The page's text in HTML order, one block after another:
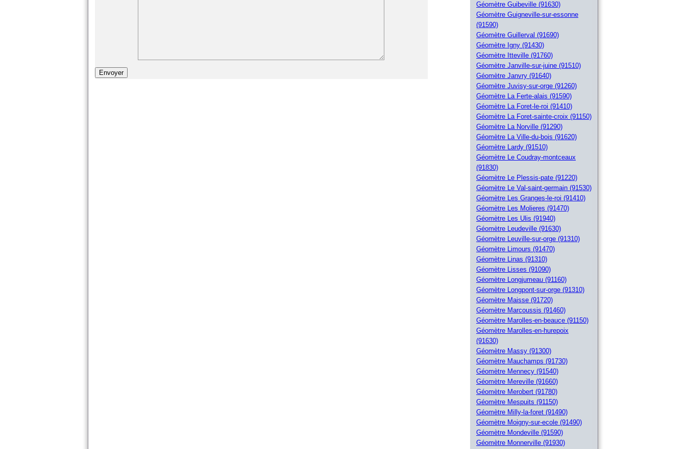
Géomètre Guibeville (91630)
Géomètre Guigneville-sur-essonne
(91590)
Géomètre Guillerval (91690)
Géomètre Igny (91430)
Géomètre Itteville (91760)
Géomètre Janville-sur-juine (91510)
Géomètre Janvry (91640)
Géomètre Juvisy-sur-orge (91260)
Géomètre La Ferte-alais (91590)
Géomètre La Foret-le-roi (91410)
Géomètre La Foret-sainte-croix (91150)
Géomètre La Norville (91290)
Géomètre La Ville-du-bois (91620)
Géomètre Lardy (91510)
Géomètre Le Coudray-montceaux
(91830)
Géomètre Le Plessis-pate (91220)
Géomètre Le Val-saint-germain (91530)
Géomètre Les Granges-le-roi (91410)
Géomètre Les Molieres (91470)
Géomètre Les Ulis (91940)
Géomètre Leudeville (91630)
Géomètre Leuville-sur-orge (91310)
Géomètre Limours (91470)
Géomètre Linas (91310)
Géomètre Lisses (91090)
Géomètre Longjumeau (91160)
Géomètre Longpont-sur-orge (91310)
Géomètre Maisse (91720)
Géomètre Marcoussis (91460)
Géomètre Marolles-en-beauce (91150)
Géomètre Marolles-en-hurepoix
(91630)
Géomètre Massy (91300)
Géomètre Mauchamps (91730)
Géomètre Mennecy (91540)
Géomètre Mereville (91660)
Géomètre Merobert (91780)
Géomètre Mespuits (91150)
Géomètre Milly-la-foret (91490)
Géomètre Moigny-sur-ecole (91490)
Géomètre Mondeville (91590)
Géomètre Monnerville (91930)